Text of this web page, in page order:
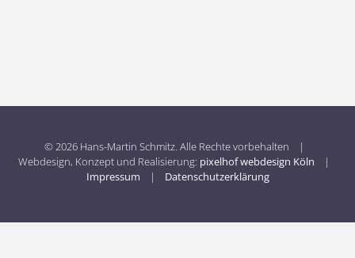
© 2026 Hans-Martin Schmitz. Alle Rechte vorbehalten |
Webdesign, Konzept und Realisierung: pixelhof webdesign Köln |
Impressum | Datenschutzerklärung